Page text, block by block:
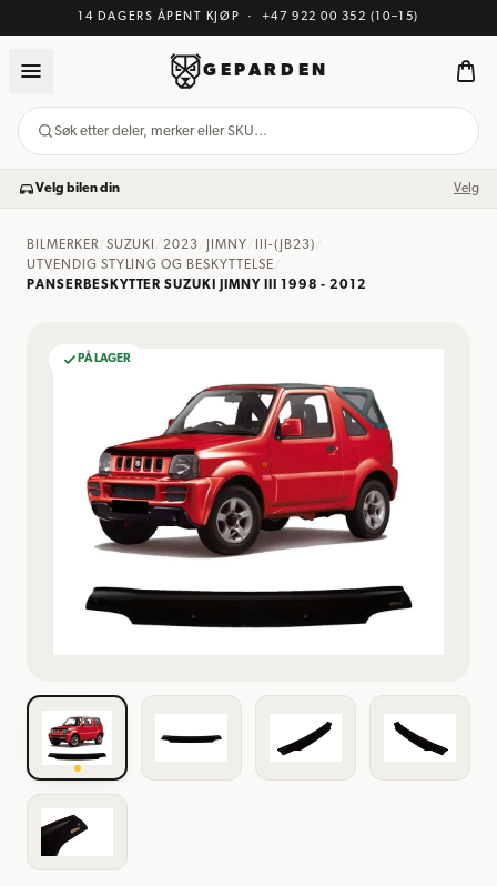
14 DAGERS ÅPENT KJØP · +47 922 00 352 (10–15)
GEPARDEN
Søk etter deler, merker eller SKU…
Velg bilen din Velg
BILMERKER/ SUZUKI /2023 JIMNY III-(JB23)
UTVENDIG STYLING OG BESKYTTELSE
PANSERBESKYTTER SUZUKI JIMNY III 1998 - 2012
PÅ LAGER